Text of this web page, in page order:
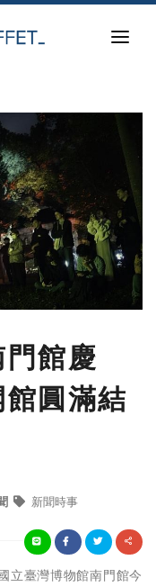
館慶
館圓滿結
新聞時事
臺灣博物館南門館今